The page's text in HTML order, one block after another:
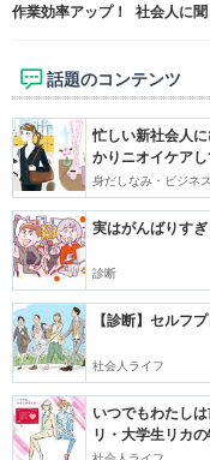
作業効率アップ！ 社会人に
話題のコンテンツ
忙しい新社会人
かりニオイケアし
身だしなみ・ビジネ
実はがんばりす
診断
【診断】セルフ
社会人ライフ
いつでもわたし
リ・大学生リカ